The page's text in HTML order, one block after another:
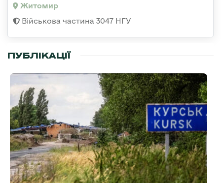
Житомир
Військова частина 3047 НГУ
ПУБЛІКАЦІЇ